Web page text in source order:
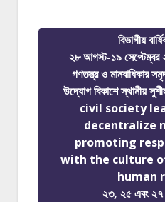
বিভাগীয়
২৮ আগস্ট-১৯ সেপ্টেম্বর
গণতন্ত্র ও মানবাধিকার
উদ্যোগ বিকাশে স্থানীয়
civil society
decentralize
promoting
with the culture
human
২৩, ২৫ এবং ২৭